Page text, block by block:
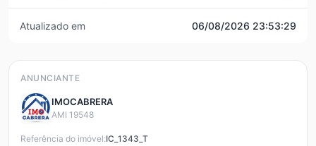
Atualizado em 06/08/2026 23:53:29
ANUNCIANTE
IMOCABRERA
AMI 19548
Referência do imóvel:IC_1343_T